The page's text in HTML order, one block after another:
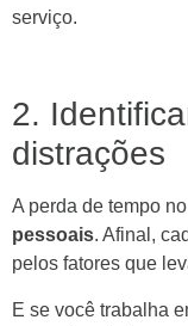
serviço.
2.
distrações
A perda de tempo
pessoais. Afinal,
pelos fatores que
E se você trabalha